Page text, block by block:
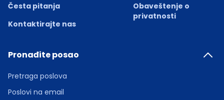
Česta pitanja
Kontaktirajte nas
Obaveštenje o
privatnosti
Pronađite posao
Pretraga poslova
Poslovi na email